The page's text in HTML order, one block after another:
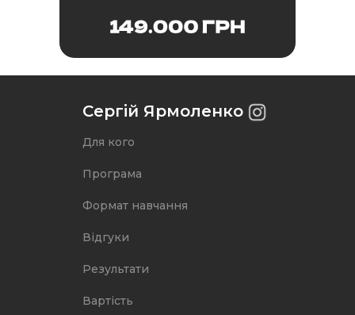
Детальніше про тариф
Для кого
Програма
Формат навчання
Вартість
Відгуки
Результати
Сергій Ярмоленко